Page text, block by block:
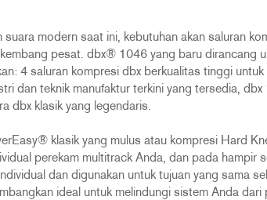
modern saat ini, kebutuhan akan saluran
pesat. dbx® 1046 yang baru dirancang
4 saluran kompresi dbx berkualitas tinggi untuk
dan teknik manufaktur terkini yang tersedia, dbx
dbx klasik yang legendaris.
klasik yang mulus atau kompresi Hard
perekam multitrack Anda, dan pada hampir
dan digunakan untuk tujuan yang sama
ideal untuk melindungi sistem Anda dari